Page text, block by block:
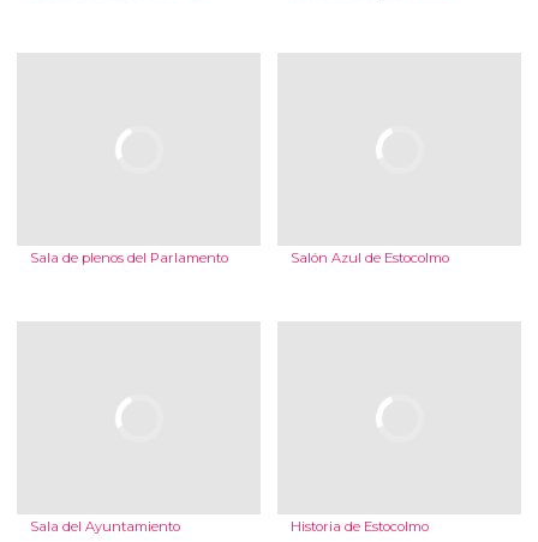
Sala de plenos del Parlamento Salón Azul de Estocolmo
Sala del Ayuntamiento Historia de Estocolmo